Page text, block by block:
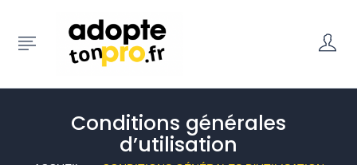
Conditions générales
d’utilisation